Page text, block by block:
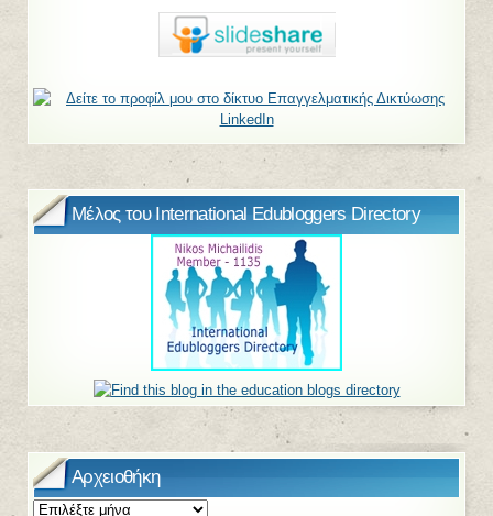
Μέλος του International Edubloggers Directory
Αρχειοθήκη
Αρχειοθήκη